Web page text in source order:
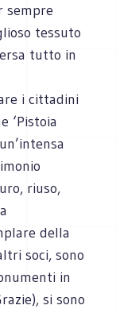
sempre
tessuto
tutto in
i cittadini
‘Pistoia
riuso,
della
soci, sono
in
si sono